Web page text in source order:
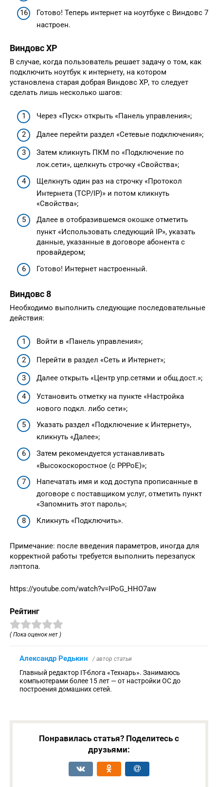
Готово! Теперь интернет на ноутбуке с Виндовс 7
настроен.
Виндовс ХР
В случае, когда пользователь решает задачу о том, как
подключить ноутбук к интернету, на котором
установлена старая добрая Виндовс ХР, то следует
сделать лишь несколько шагов:
Через «Пуск» открыть «Панель управления»;
Далее перейти раздел «Сетевые подключения»;
Затем кликнуть ПКМ по «Подключение по
лок.сети», щелкнуть строчку «Свойства»;
Щелкнуть один раз на строчку «Протокол
Интернета (TCP/IP)» и потом кликнуть
«Свойства»;
Далее в отобразившемся окошке отметить
пункт «Использовать следующий IP», указать
данные, указанные в договоре абонента с
провайдером;
Готово! Интернет настроенный.
Виндовс 8
Необходимо выполнить следующие последовательные
действия:
Войти в «Панель управления»;
Перейти в раздел «Сеть и Интернет»;
Далее открыть «Центр упр.сетями и общ.дост.»;
Установить отметку на пункте «Настройка
нового подкл. либо сети»;
Указать раздел «Подключение к Интернету»,
кликнуть «Далее»;
Затем рекомендуется устанавливать
«Высокоскоростное (с PPPoE)»;
Напечатать имя и код доступа прописанные в
договоре с поставщиком услуг, отметить пункт
«Запомнить этот пароль»;
Кликнуть «Подключить».
Примечание: после введения параметров, иногда для
корректной работы требуется выполнить перезапуск
лэптопа.
https://youtube.com/watch?v=IPoG_HHO7aw
Рейтинг
( Пока оценок нет )
Александр Редькин / автор статьи
Главный редактор IT-блога «Технарь». Занимаюсь
компьютерами более 15 лет — от настройки ОС до
построения домашних сетей.
Понравилась статья? Поделитесь с
друзьями: